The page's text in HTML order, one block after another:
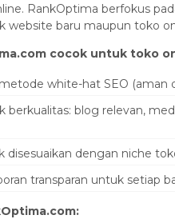
RankOptima berfokus
website baru maupun toko
cocok untuk toko
white-hat SEO (aman
berkualitas: blog relevan,
disesuaikan dengan niche
transparan untuk setiap